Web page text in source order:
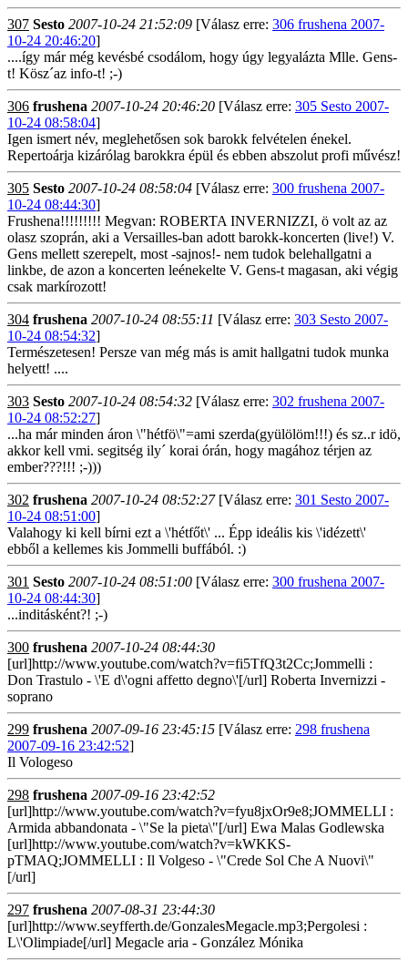
307 Sesto 2007-10-24 21:52:09 [Válasz erre: 306 frushena 2007-
10-24 20:46:20]
....így már még kevésbé csodálom, hogy úgy legyalázta Mlle. Gens-
t! Kösz´az info-t! ;-)
306 frushena 2007-10-24 20:46:20 [Válasz erre: 305 Sesto 2007-
10-24 08:58:04]
Igen ismert név, meglehetősen sok barokk felvételen énekel.
Repertoárja kizárólag barokkra épül és ebben abszolut profi művész!
305 Sesto 2007-10-24 08:58:04 [Válasz erre: 300 frushena 2007-
10-24 08:44:30]
Frushena!!!!!!!!! Megvan: ROBERTA INVERNIZZI, ö volt az az
olasz szoprán, aki a Versailles-ban adott barokk-koncerten (live!) V.
Gens mellett szerepelt, most -sajnos!- nem tudok belehallgatni a
linkbe, de azon a koncerten leénekelte V. Gens-t magasan, aki végig
csak markírozott!
304 frushena 2007-10-24 08:55:11 [Válasz erre: 303 Sesto 2007-
10-24 08:54:32]
Természetesen! Persze van még más is amit hallgatni tudok munka
helyett! ....
303 Sesto 2007-10-24 08:54:32 [Válasz erre: 302 frushena 2007-
10-24 08:52:27]
...ha már minden áron \"hétfö\"=ami szerda(gyülölöm!!!) és sz..r idö,
akkor kell vmi. segitség ily´ korai órán, hogy magához térjen az
ember???!!! ;-)))
302 frushena 2007-10-24 08:52:27[Válasz erre: 301 Sesto 2007-
10-24 08:51:00]
Valahogy ki kell bírni ezt a \'hétfőt\' ... Épp ideális kis \'idézett\'
ebből a kellemes kis Jommelli buffából. :)
301 Sesto 2007-10-24 08:51:00 [Válasz erre: 300 frushena 2007-
10-24 08:44:30]
...inditásként?! ;-)
300 frushena 2007-10-24 08:44:30
[url]http://www.youtube.com/watch?v=fi5TfQ3t2Cc;Jommelli :
Don Trastulo - \'E d\'ogni affetto degno\'[/url] Roberta Invernizzi -
soprano
299 frushena 2007-09-16 23:45:15 [Válasz erre: 298 frushena
2007-09-16 23:42:52]
Il Vologeso
298 frushena 2007-09-16 23:42:52
[url]http://www.youtube.com/watch?v=fyu8jxOr9e8;JOMMELLI :
Armida abbandonata - \"Se la pieta\"[/url] Ewa Malas Godlewska
[url]http://www.youtube.com/watch?v=kWKKS-
pTMAQ;JOMMELLI : Il Volgeso - \"Crede Sol Che A Nuovi\"
[/url]
297 frushena 2007-08-31 23:44:30
[url]http://www.seyfferth.de/GonzalesMegacle.mp3;Pergolesi :
L\'Olimpiade[/url] Megacle aria - González Mónika